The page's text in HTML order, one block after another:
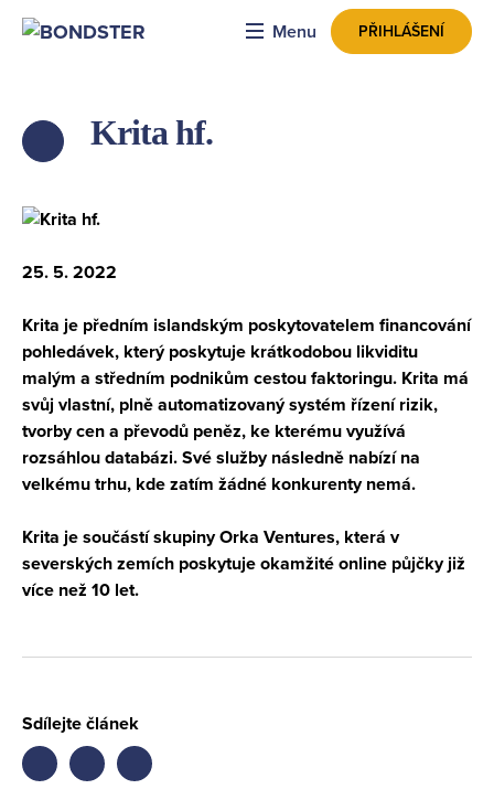
Menu PŘIHLÁŠENÍ
ZPĚT
Krita hf.
25. 5. 2022
Krita je předním islandským poskytovatelem financování
pohledávek, který poskytuje krátkodobou likviditu
malým a středním podnikům cestou faktoringu. Krita má
svůj vlastní, plně automatizovaný systém řízení rizik,
tvorby cen a převodů peněz, ke kterému využívá
rozsáhlou databázi. Své služby následně nabízí na
velkému trhu, kde zatím žádné konkurenty nemá.
Krita je součástí skupiny Orka Ventures, která v
severských zemích poskytuje okamžité online půjčky již
více než 10 let.
Sdílejte článek
Share